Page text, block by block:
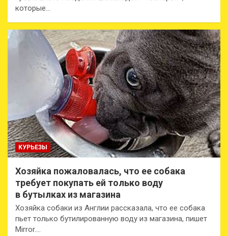
которые…
КУРЬЕЗЫ
Хозяйка пожаловалась, что ее собака
требует покупать ей только воду
в бутылках из магазина
Хозяйка собаки из Англии рассказала, что ее собака
пьет только бутилированную воду из магазина, пишет
Mirror.…